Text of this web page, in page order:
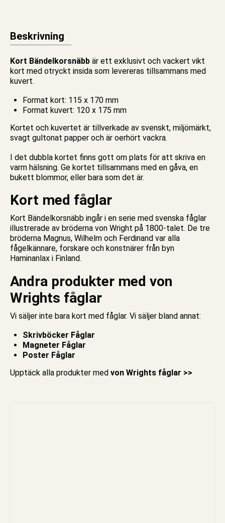
Beskrivning
Kort Bändelkorsnäbb är ett exklusivt och vackert vikt
kort med otryckt insida som levereras tillsammans med
kuvert.
Format kort: 115 x 170 mm
Format kuvert: 120 x 175 mm
Kortet och kuvertet är tillverkade av svenskt, miljömärkt,
svagt gultonat papper och är oerhört vackra.
I det dubbla kortet finns gott om plats för att skriva en
varm hälsning. Ge kortet tillsammans med en gåva, en
bukett blommor, eller bara som det är.
Kort med fåglar
Kort Bändelkorsnäbb ingår i en serie med svenska fåglar
illustrerade av bröderna von Wright på 1800-talet. De tre
bröderna Magnus, Wilhelm och Ferdinand var alla
fågelkännare, forskare och konstnärer från byn
Haminanlax i Finland.
Andra produkter med von
Wrights fåglar
Vi säljer inte bara kort med fåglar. Vi säljer bland annat:
Skrivböcker Fåglar
Magneter Fåglar
Poster Fåglar
Upptäck alla produkter med von Wrights fåglar >>